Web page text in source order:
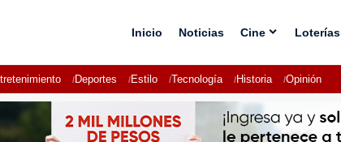
Inicio Noticias Cine Loterías
Deportes Estilo Tecnología Historia Opinión